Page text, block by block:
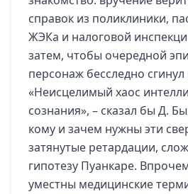
справок из поликлиники,
ЖЭКа и налоговой
затем, чтобы очередной
персонаж бесследно сгинул
«Неисцелимый хаос
сознания», – сказал бы Д.
кому и зачем нужны эти
затянутые ретардации,
гипотезу Пуанкаре.
уместны медицинские